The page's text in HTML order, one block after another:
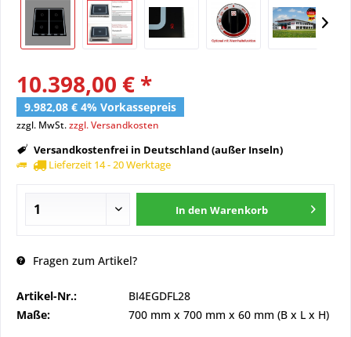
10.398,00 € *
9.982,08 € 4% Vorkassepreis
zzgl. MwSt.zzgl. Versandkosten
Versandkostenfrei in Deutschland (außer Inseln)
Lieferzeit 14 - 20 Werktage
In den Warenkorb
Fragen zum Artikel?
Artikel-Nr.:
BI4EGDFL28
Maße:
700 mm x 700 mm x 60 mm (B x L x H)